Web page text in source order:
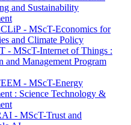
and Sustainability
- MScT-Economics for
and Climate Policy
- MScT-Internet of Things :
and Management Program
- MScT-Energy
: Science Technology &
- MScT-Trust and